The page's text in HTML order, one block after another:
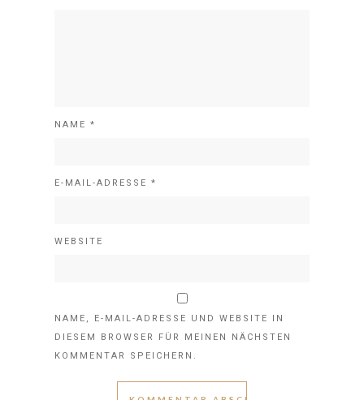
NAME *
E-MAIL-ADRESSE *
WEBSITE
NAME, E-MAIL-ADRESSE UND WEBSITE IN
DIESEM BROWSER FÜR MEINEN NÄCHSTEN
KOMMENTAR SPEICHERN.